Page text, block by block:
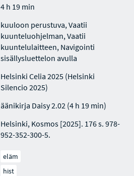
4 h 19 min
kuuloon perustuva, Vaatii
kuunteluohjelman, Vaatii
kuuntelulaitteen, Navigointi
sisällysluettelon avulla
Helsinki Celia 2025 (Helsinki
Silencio 2025)
äänikirja Daisy 2.02 (4 h 19 min)
Helsinki, Kosmos [2025]. 176 s. 978-
952-352-300-5.
eläm
hist